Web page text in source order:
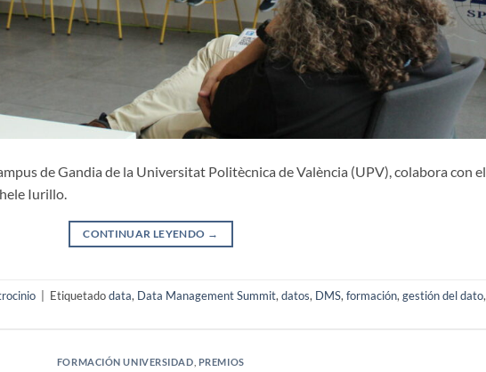
de Gandia de la Universitat Politècnica de València (UPV), colabora con el
Iurillo.
CONTINUAR LEYENDO →
Etiquetadodata, Data Management Summit, datos, DMS, formación, gestión del dato,
FORMACIÓN UNIVERSIDAD PREMIOS